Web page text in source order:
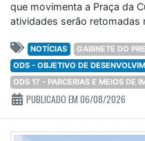
que movimenta a Praça da
atividades serão retomadas
NOTÍCIAS
GABINETE DO
ODS - OBJETIVO DE
ODS 17 - PARCERIAS E MEIOS DE
PUBLICADO EM 06/08/2026